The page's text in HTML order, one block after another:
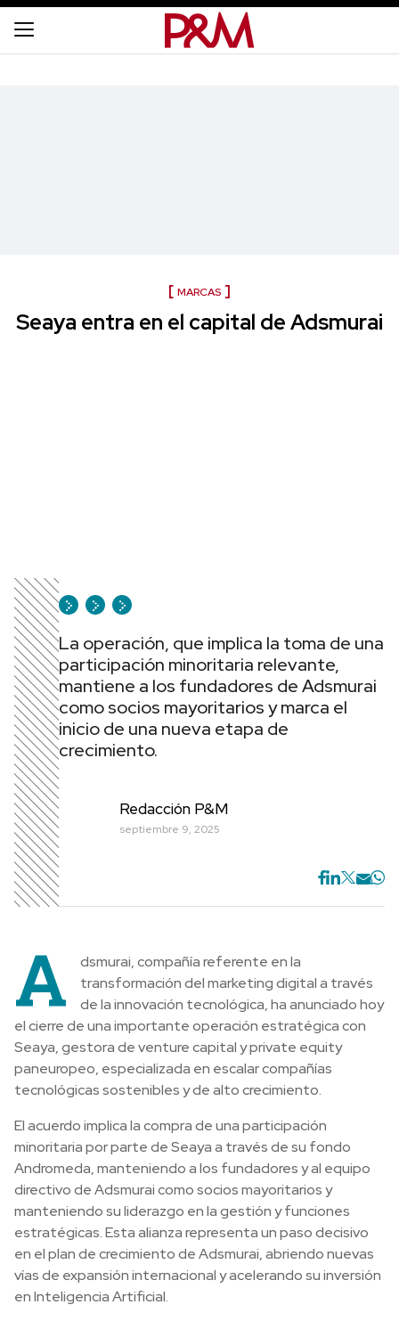
MARCAS
Seaya entra en el capital de Adsmurai
La operación, que implica la toma de una
participación minoritaria relevante,
mantiene a los fundadores de Adsmurai
como socios mayoritarios y marca el
inicio de una nueva etapa de
crecimiento.
Redacción P&M
septiembre 9, 2025
A
dsmurai, compañía referente en la
transformación del marketing digital a través
de la innovación tecnológica, ha anunciado hoy
el cierre de una importante operación estratégica con
Seaya, gestora de venture capital y private equity
paneuropeo, especializada en escalar compañías
tecnológicas sostenibles y de alto crecimiento.
El acuerdo implica la compra de una participación
minoritaria por parte de Seaya a través de su fondo
Andromeda, manteniendo a los fundadores y al equipo
directivo de Adsmurai como socios mayoritarios y
manteniendo su liderazgo en la gestión y funciones
estratégicas. Esta alianza representa un paso decisivo
en el plan de crecimiento de Adsmurai, abriendo nuevas
vías de expansión internacional y acelerando su inversión
en Inteligencia Artificial.